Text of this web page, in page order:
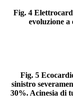
Fig. 4
evoluzione a
Fig. 5
sinistro
30%. Acinesia di